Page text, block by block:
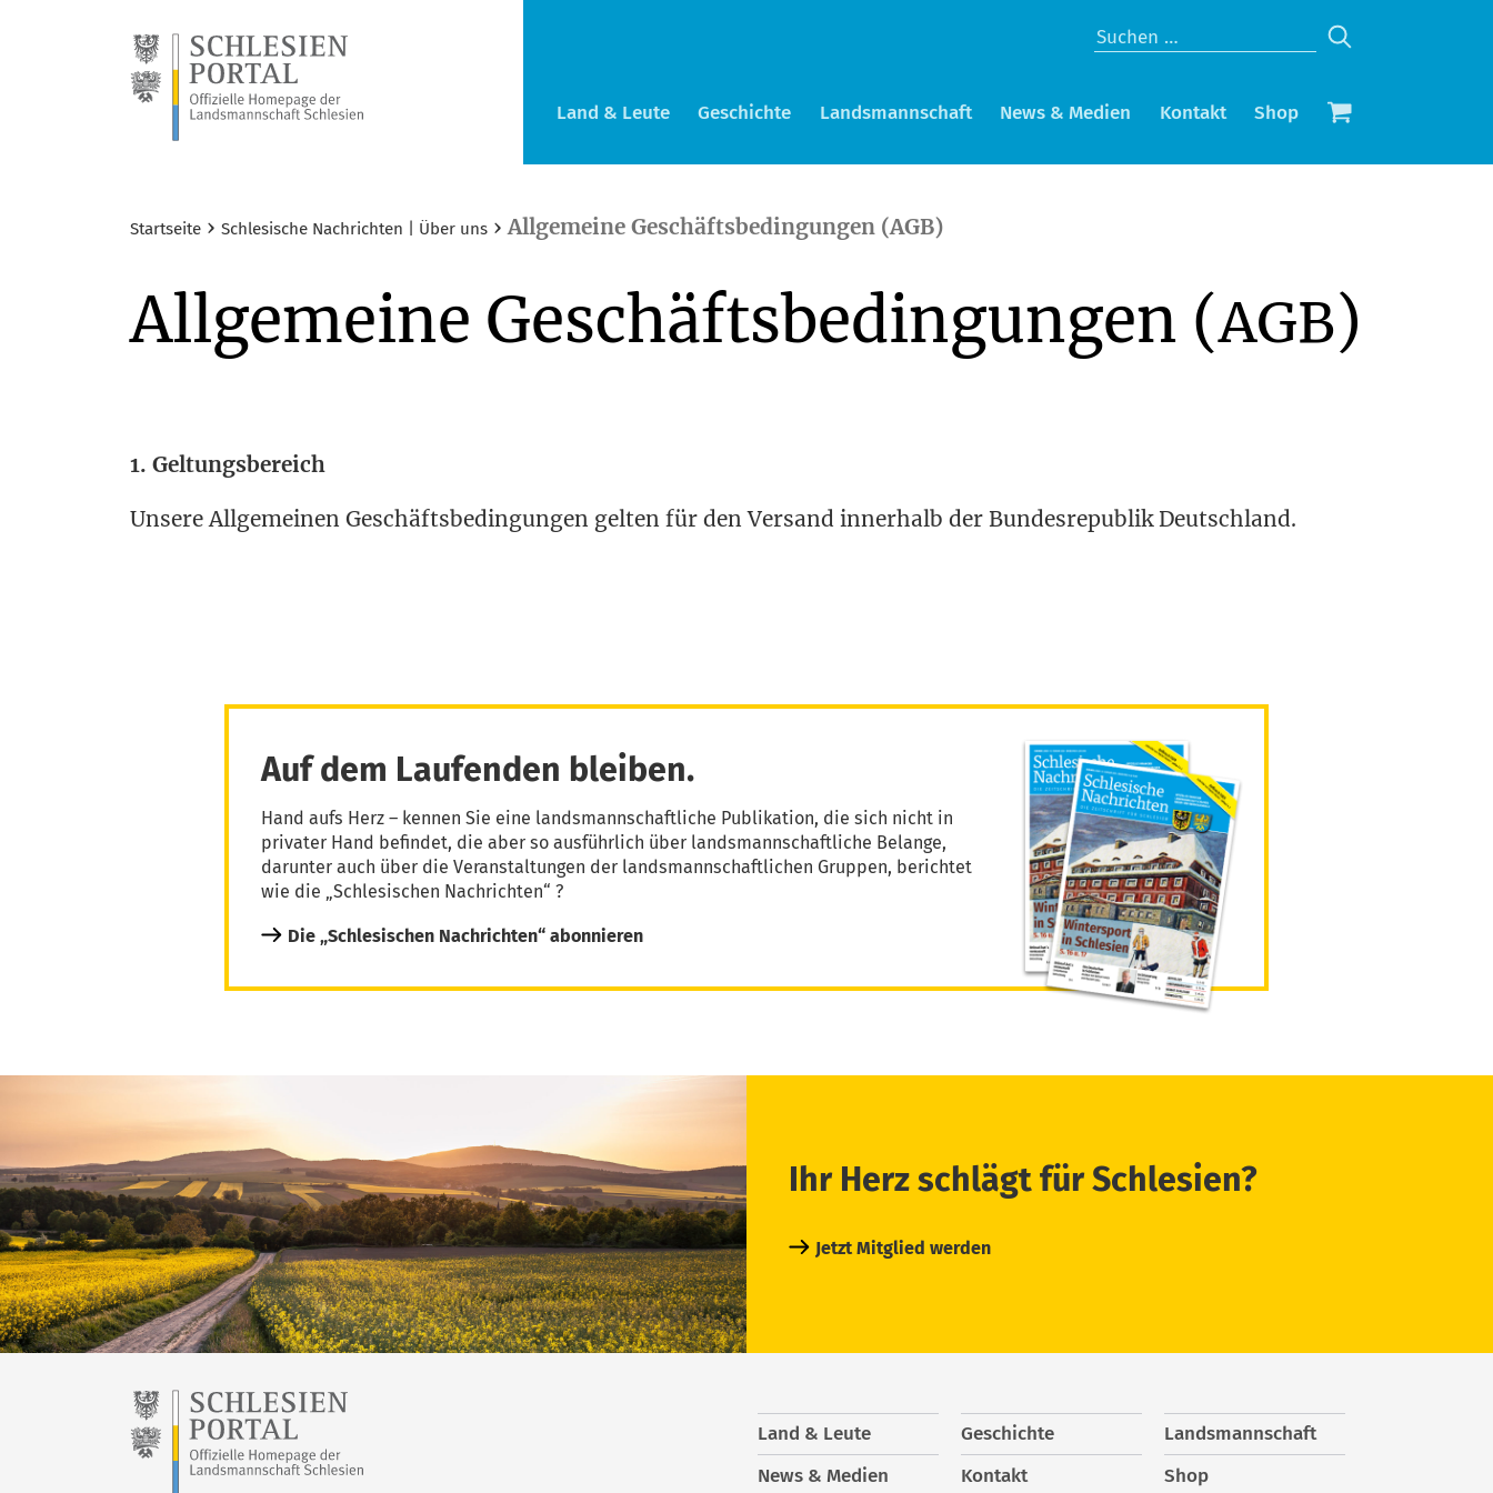
Land & Leute Geschichte Landsmannschaft News & Medien Kontakt Shop
Startseite › Schlesische Nachrichten | Über uns ›Allgemeine Geschäftsbedingungen (AGB)
Allgemeine Geschäftsbedingungen (AGB)
1. Gel­tungs­be­reich
Unse­re All­ge­mei­nen Geschäfts­be­din­gun­gen gel­ten für den Ver­sand inner­halb der Bun­des­re­pu­blik Deutschland.
Auf dem Laufenden bleiben.
Hand aufs Herz – kennen Sie eine landsmannschaftliche Publikation, die sich nicht in
privater Hand befindet, die aber so ausführlich über landsmannschaftliche Belange,
darunter auch über die Veranstaltungen der landsmannschaftlichen Gruppen, berichtet
wie die „Schlesischen Nachrichten“ ?
Die „Schlesischen Nachrichten“ abonnieren
Ihr Herz schlägt für Schlesien?
Jetzt Mitglied werden
Land & Leute Geschichte
Landsmannschaft
News & Medien
Kontakt Shop